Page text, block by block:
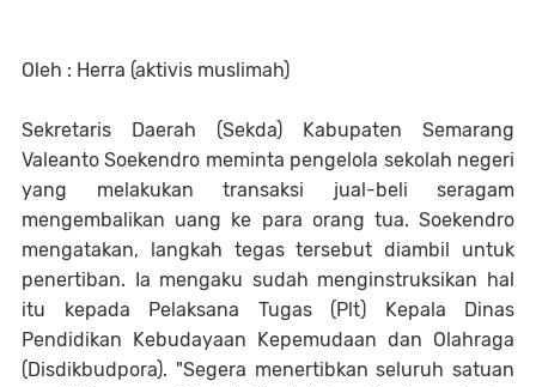
Oleh : Herra (aktivis muslimah)
Sekretaris Daerah (Sekda) Kabupaten Semarang
Valeanto Soekendro meminta pengelola sekolah negeri
yang melakukan transaksi jual-beli seragam
mengembalikan uang ke para orang tua. Soekendro
mengatakan, langkah tegas tersebut diambil untuk
penertiban. Ia mengaku sudah menginstruksikan hal
itu kepada Pelaksana Tugas (Plt) Kepala Dinas
Pendidikan Kebudayaan Kepemudaan dan Olahraga
(Disdikbudpora). "Segera menertibkan seluruh satuan